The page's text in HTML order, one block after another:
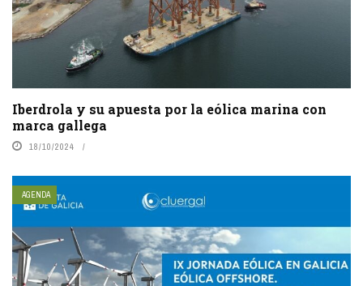
Iberdrola y su apuesta por la eólica marina con
marca gallega
18/10/2024
AGENDA